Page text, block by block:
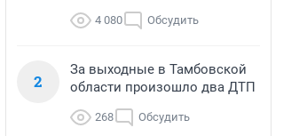
4 080 Обсудить
2
За выходные в Тамбовской
области произошло два ДТП
268 Обсудить